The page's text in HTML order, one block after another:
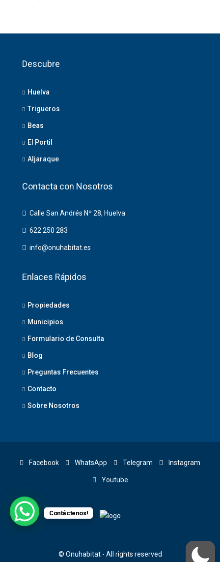
Descubre
Huelva
Trigueros
Beas
El Portil
Aljaraque
Contacta con Nosotros
Calle San Andrés Nº 28, Huelva
622 250 283
info@onuhabitat.es
Enlaces Rápidos
Propiedades
Municipios
Formulario de Consulta
Blog
Preguntas Frecuentes
Contacto
Sobre Nosotros
Facebook WhatsApp Telegram Instagram
Youtube
© Onuhabitat - All rights reserved
Contáctenos!